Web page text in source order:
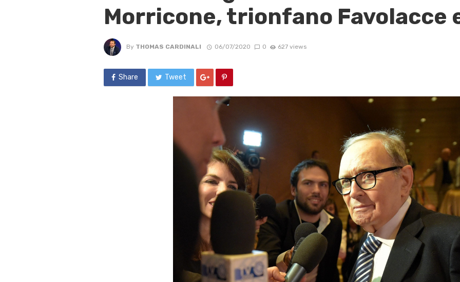
Morricone, trionfano Favolacce
By THOMAS CARDINALI 06/07/2020 0 627 views
Share Tweet